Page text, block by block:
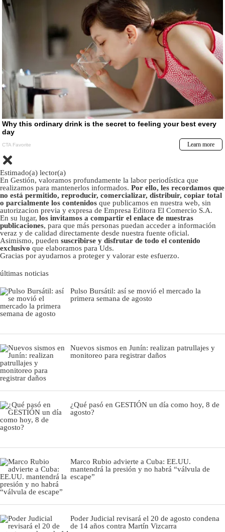
Estimado(a) lector(a)
En Gestión, valoramos profundamente la labor periodística que
realizamos para mantenerlos informados. Por ello, les recordamos que
no está permitido, reproducir, comercializar, distribuir, copiar total
o parcialmente los contenidos que publicamos en nuestra web, sin
autorizacion previa y expresa de Empresa Editora El Comercio S.A.
En su lugar, los invitamos a compartir el enlace de nuestras
publicaciones, para que más personas puedan acceder a información
veraz y de calidad directamente desde nuestra fuente oficial.
Asimismo, pueden suscribirse y disfrutar de todo el contenido
exclusivo que elaboramos para Uds.
Gracias por ayudarnos a proteger y valorar este esfuerzo.
últimas noticias
Pulso Bursátil: así se movió el mercado la
primera semana de agosto
Nuevos sismos en Junín: realizan patrullajes y
monitoreo para registrar daños
¿Qué pasó en GESTIÓN un día como hoy, 8 de
agosto?
Marco Rubio advierte a Cuba: EE.UU.
mantendrá la presión y no habrá “válvula de
escape”
Poder Judicial revisará el 20 de agosto condena
de 14 años contra Martín Vizcarra